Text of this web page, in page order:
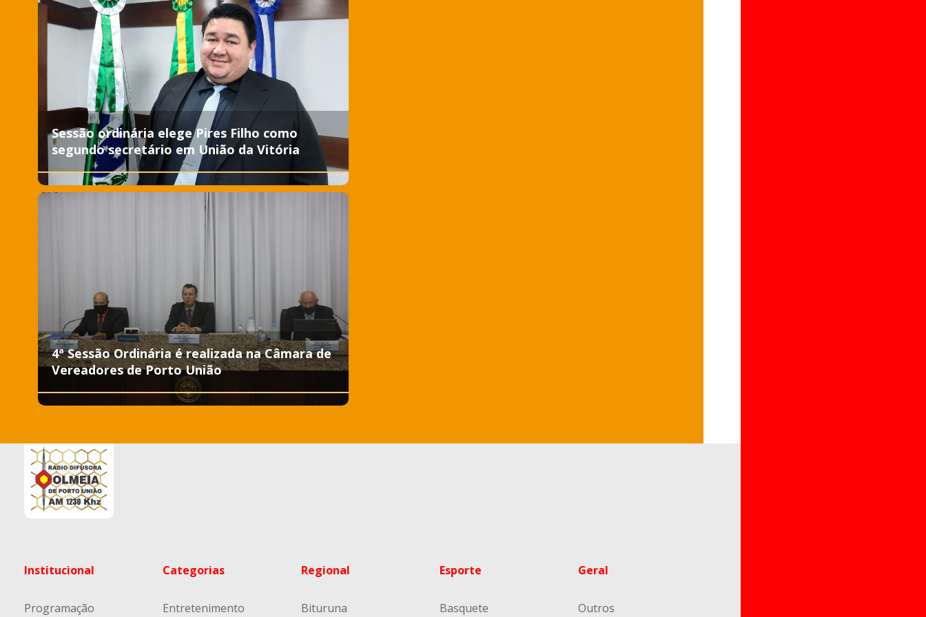
Sessão ordinária elege Pires Filho como
segundo secretário em União da Vitória
4ª Sessão Ordinária é realizada na Câmara de
Vereadores de Porto União
Institucional
Programação
Categorias
Entretenimento
Regional
Bituruna
Esporte
Basquete
Geral
Outros